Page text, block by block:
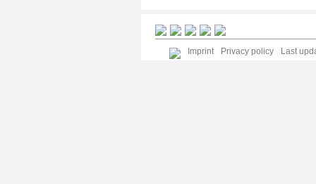
Imprint Privacy policy Last